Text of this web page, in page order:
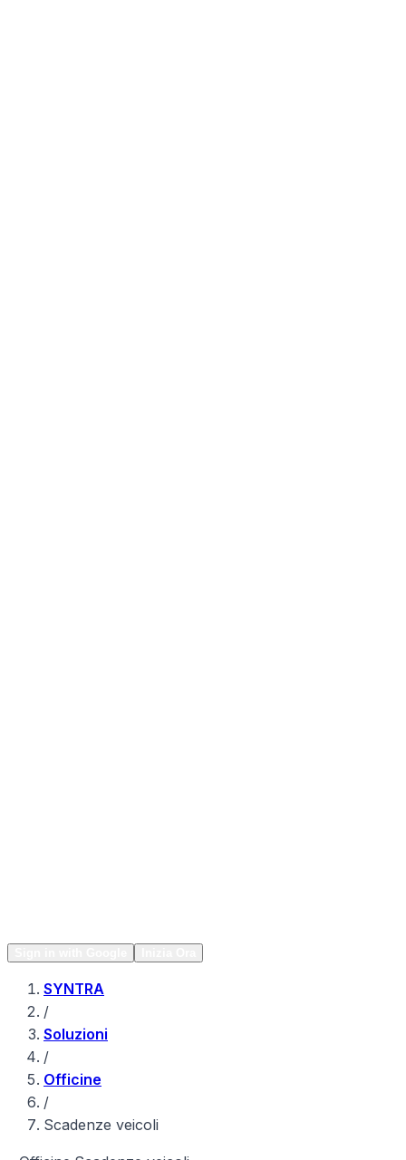
SYNTRA
/
Soluzioni
/
Officine
/
Scadenze veicoli